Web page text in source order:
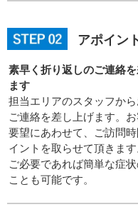
アポイン
素早く折り返しのご連絡
ます
担当エリアのスタッフか
ご連絡を差し上げます。
要望にあわせて、ご訪問
イントを取らせて頂きます
ご必要であれば簡単な症
ことも可能です。